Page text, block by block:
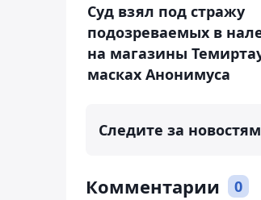
Суд взял под стражу
подозреваемых в
на магазины
масках Анонимуса
Следите за
Комментарии 0